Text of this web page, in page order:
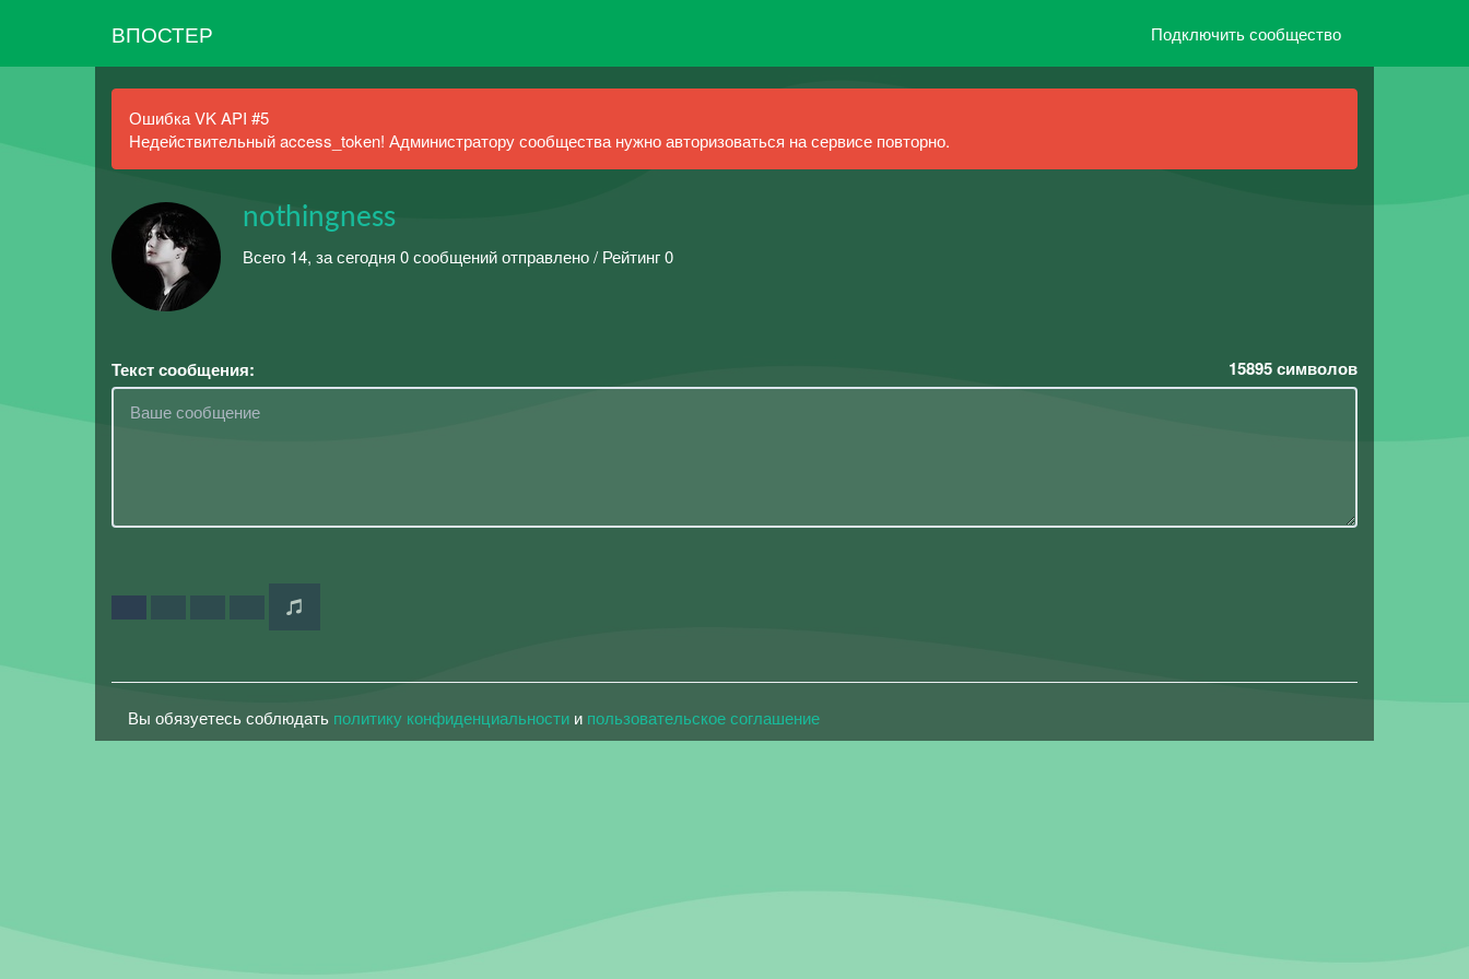
ВПОСТЕР Подключить сообщество
Ошибка VK API #5
Недействительный access_token! Администратору сообщества нужно авторизоваться на сервисе повторно.
nothingness
Всего 14, за сегодня 0 сообщений отправлено / Рейтинг 0
Текст сообщения: 15895символов
Вы обязуетесь соблюдать политику конфиденциальности и пользовательское соглашение